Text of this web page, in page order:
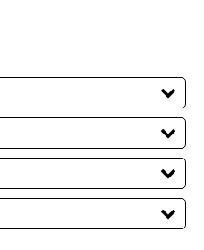
CHF
CHF